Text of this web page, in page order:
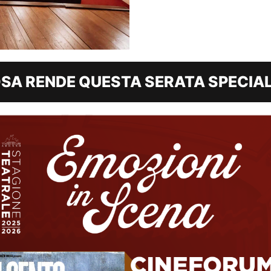
RENDE QUESTA SERATA